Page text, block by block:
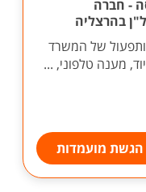
- חברה
בהרצליה
ותפעול של המשרד
מענה טלפוני, ...
הגשת מועמדות